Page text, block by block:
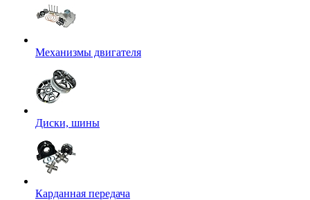
Механизмы двигателя
Диски, шины
Карданная передача